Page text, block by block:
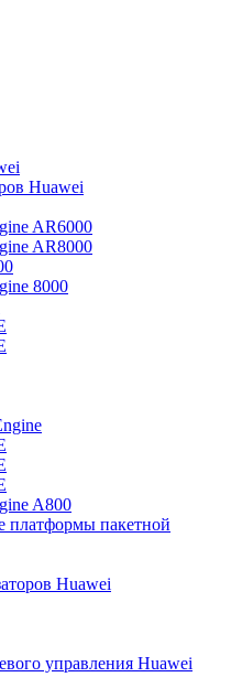
Huawei
AR6000
AR8000
8000
A800
платформы пакетной
Huawei
управления Huawei